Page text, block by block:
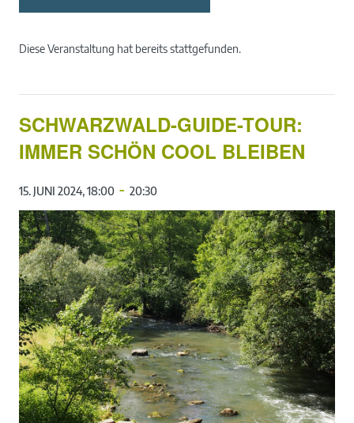
Diese Veranstaltung hat bereits stattgefunden.
SCHWARZWALD-GUIDE-TOUR:
IMMER SCHÖN COOL BLEIBEN
15. JUNI 2024, 18:00 - 20:30